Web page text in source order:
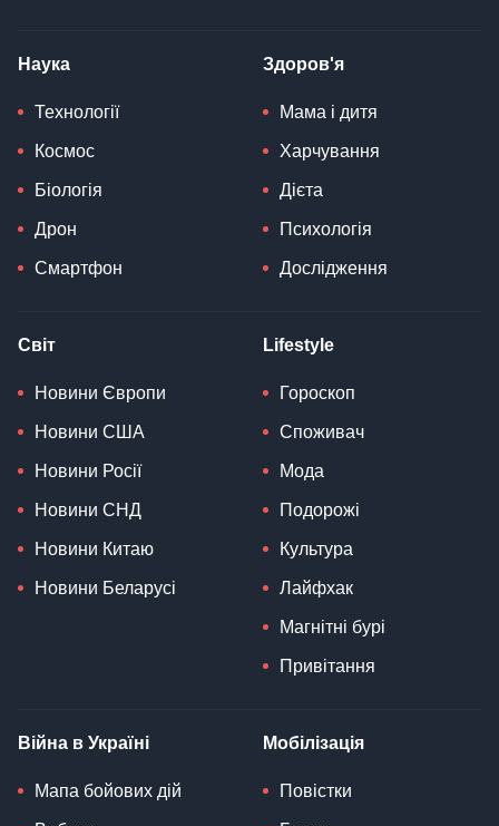
Наука
Технології
Космос
Біологія
Дрон
Смартфон
Здоров'я
Мама і дитя
Харчування
Дієта
Психологія
Дослідження
Світ
Новини Європи
Новини США
Новини Росії
Новини СНД
Новини Китаю
Новини Беларусі
Lifestyle
Гороскоп
Споживач
Мода
Подорожі
Культура
Лайфхак
Магнітні бурі
Привітання
Війна в Україні
Мапа бойових дій
Мобілізація
Повістки